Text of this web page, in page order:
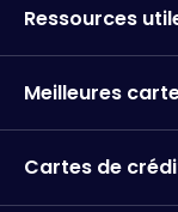
Ressources
Meilleures
Cartes de